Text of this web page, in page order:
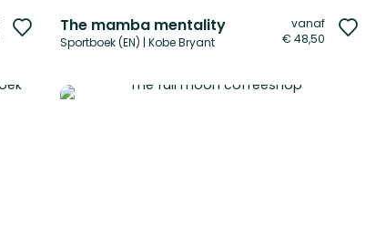
Voeg
verlanglijst
The mamba mentality
Sportboek (EN) | Kobe Bryant
vanaf
€ 48,50